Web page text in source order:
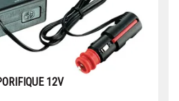
12V